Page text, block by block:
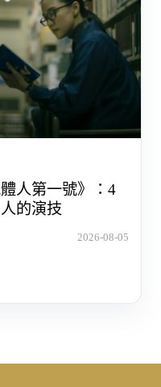
人第一號》：4
的演技
2026-08-05